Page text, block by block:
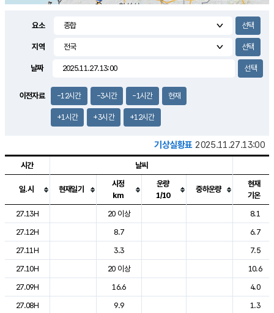
요소
지역
날짜
이전자료 -12시간 -3시간 -1시간 현재
+1시간 +3시간 +12시간
기상실황표 2025.11.27.13:00
도시별 기상실황표로 지점, 날씨, 기온, 강수, 바람, 기압등을 안내한 표입
시간 날씨
일.시 현재일기
시정
km
운량
1/10
중하운량
현재
기온
27.13H
20 이상
8.1
27.12H
8.7
6.7
27.11H
3.3
7.5
27.10H
20 이상
10.6
27.09H
16.6
4.0
27.08H
9.9
1.3